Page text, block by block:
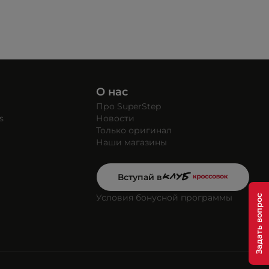
О нас
Про SuperStep
Новости
Только оригинал
Наши магазины
Вступай в
Условия бонусной программы